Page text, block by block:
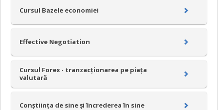
Cursul Bazele economiei
Effective Negotiation
Cursul Forex - tranzacționarea pe piața
valutară
Conştiinţa de sine şi încrederea în sine